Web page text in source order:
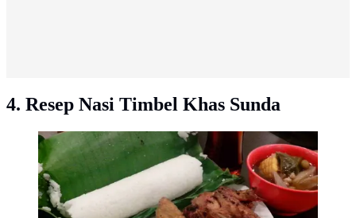
4. Resep Nasi Timbel Khas Sunda